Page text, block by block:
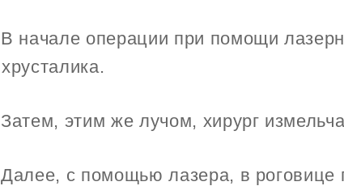
В начале операции при помощи
хрусталика.
Затем, этим же лучом, хирург
Далее, с помощью лазера, в